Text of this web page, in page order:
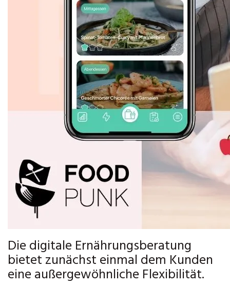
Die digitale Ernährungsberatung
bietet zunächst einmal dem Kunden
eine außergewöhnliche Flexibilität.